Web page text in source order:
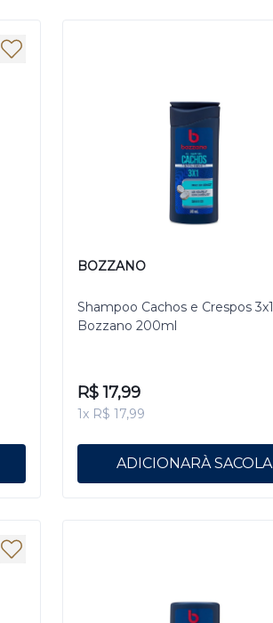
BOZZANO
Shampoo Cachos e Crespos 3x1
Bozzano 200ml
R$ 17,99
1x R$ 17,99
ADICIONAR